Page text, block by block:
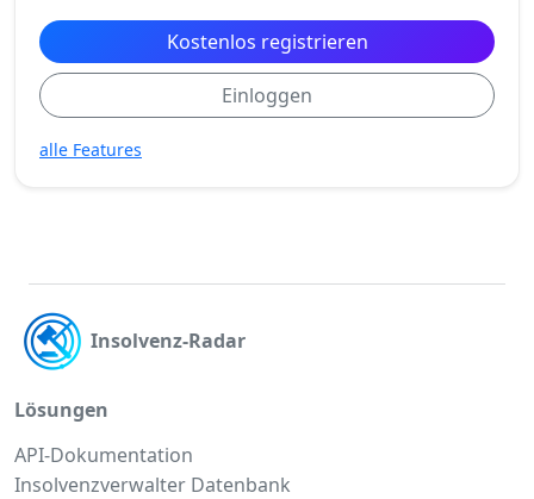
Kostenlos registrieren
Einloggen
alle Features
Insolvenz-Radar
Lösungen
API-Dokumentation
Insolvenzverwalter Datenbank